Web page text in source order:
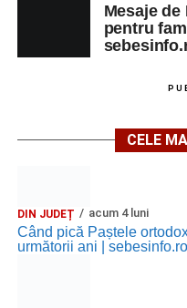
Mesaje
pentru
CELE
DIN JUDEȚ acum 4 luni
Când pică Paștele
următorii ani | sebesinfo.ro